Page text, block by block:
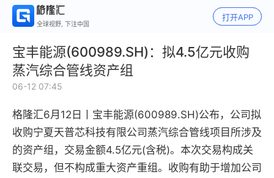
全球视野, 下注中国
打开APP
宝丰能源(600989.SH)：拟4.5亿元收购
蒸汽综合管线资产组
06-12 07:45
格隆汇6月12日丨宝丰能源(600989.SH)公布，公司拟
收购宁夏天普芯科技有限公司蒸汽综合管线项目所涉及
的资产组，交易金额4.5亿元(含税)。本次交易构成关
联交易，但不构成重大资产重组。收购有助于增加公司